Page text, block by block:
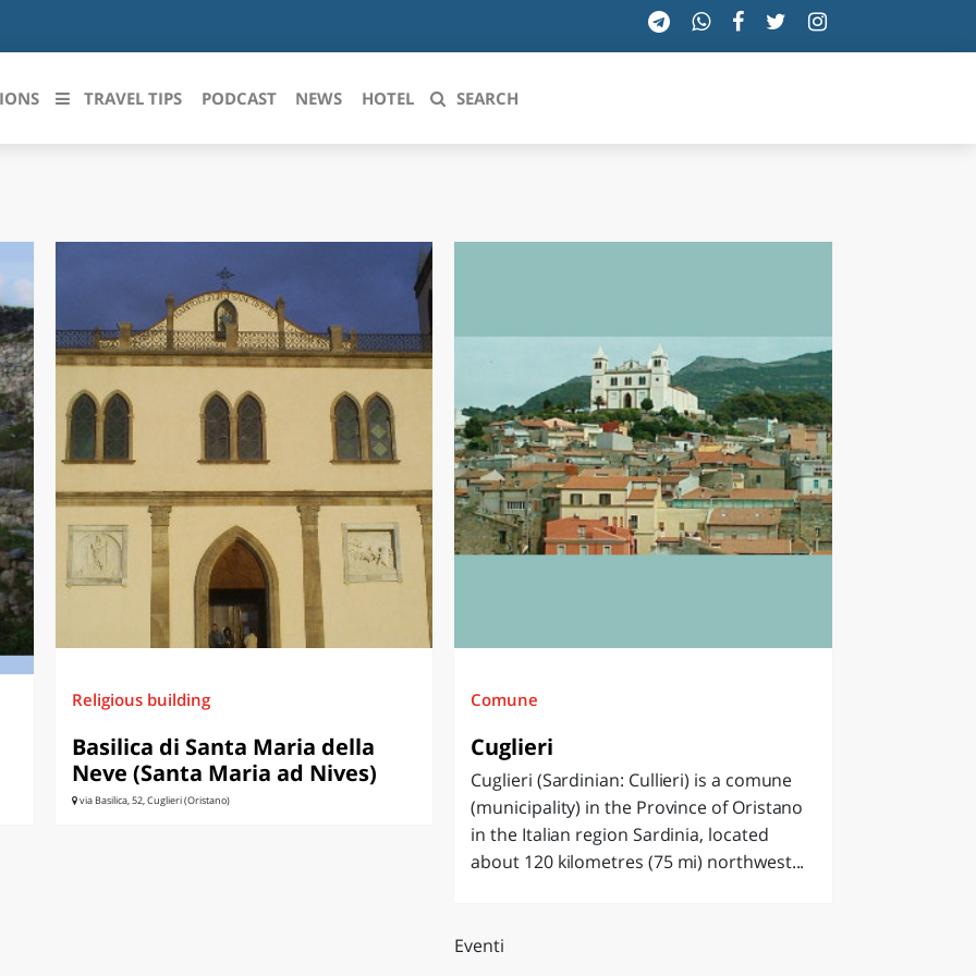
ROMAGNA
VENEZIA GIULIA
MARCHE
MOLISE
PIEMONTE
PUGLIA
SARDEGNA
UMBRIA
VALLE D'AOSTA
VENETO
TRAVEL TIPS PODCAST NEWS HOTEL SEARCH
Religious building
Basilica di Santa Maria della
Neve (Santa Maria ad Nives)
via Basilica, 52, Cuglieri (Oristano)
Comune
Cuglieri
Cuglieri (Sardinian: Cullieri) is a comune
(municipality) in the Province of Oristano
in the Italian region Sardinia, located
about 120 kilometres (75 mi) northwest...
Eventi